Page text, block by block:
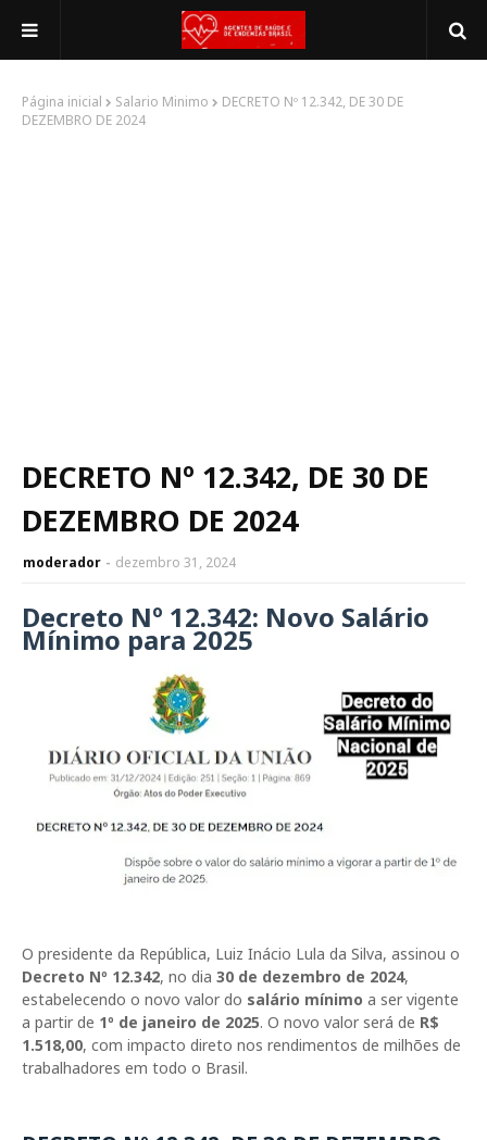
Página inicial Salario Minimo
DECRETO Nº 12.342, DE 30 DE
DEZEMBRO DE 2024
DECRETO Nº 12.342, DE 30 DE
DEZEMBRO DE 2024
moderador dezembro 31, 2024
Decreto Nº 12.342: Novo Salário
Mínimo para 2025
O presidente da República, Luiz Inácio Lula da Silva, assinou o
Decreto Nº 12.342, no dia 30 de dezembro de 2024,
estabelecendo o novo valor do salário mínimo a ser vigente
a partir de 1º de janeiro de 2025. O novo valor será de R$
1.518,00, com impacto direto nos rendimentos de milhões de
trabalhadores em todo o Brasil.